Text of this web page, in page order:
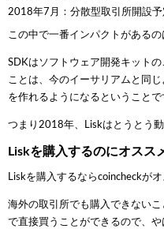
2018年7月：分散型取引所開設予
この中で一番インパクトがある
SDKはソフトウェア開発キット
ことは、今のイーサリアムと同
を作れるようになるということで
つまり2018年、Liskはとうとう動
Liskを購入するのにオスス
Liskを購入するならcoincheckがオ
海外の取引所でも購入できない
で直接買うことができるので、や